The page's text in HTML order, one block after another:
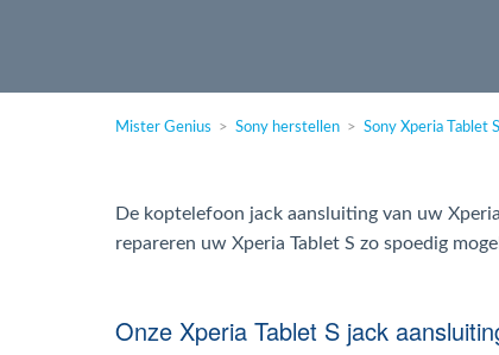
Mister Genius Sony herstellen Sony Xperia Tablet
De koptelefoon jack aansluiting van uw
repareren uw Xperia Tablet S zo spoedig
Onze Xperia Tablet S jack